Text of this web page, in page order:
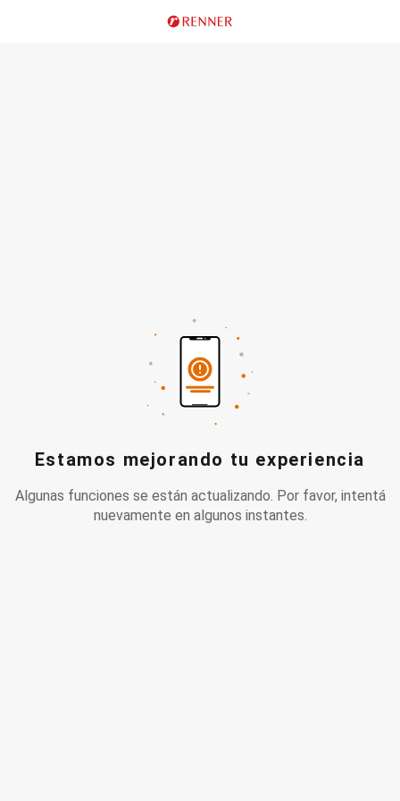
Estamos mejorando tu experiencia
Algunas funciones se están actualizando. Por favor, intentá
nuevamente en algunos instantes.